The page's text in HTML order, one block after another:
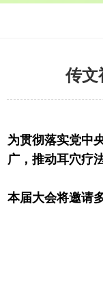
传文
为贯彻落实党中
广，推动耳穴疗
本届大会将邀请